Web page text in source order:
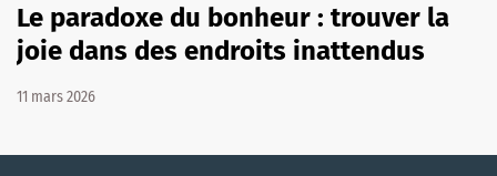
Le paradoxe du bonheur : trouver la
joie dans des endroits inattendus
11 mars 2026